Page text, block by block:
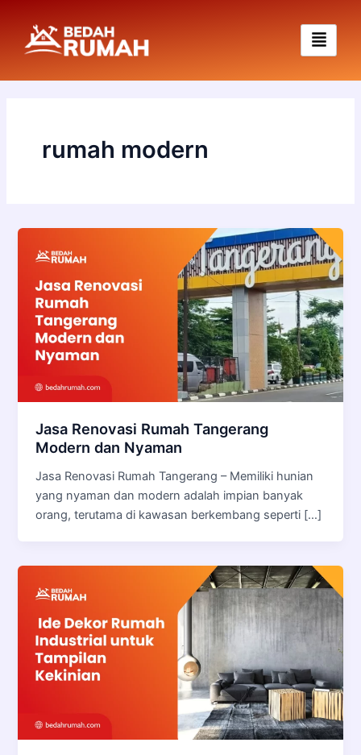
content
rumah modern
Jasa Renovasi Rumah Tangerang
Modern dan Nyaman
Jasa Renovasi Rumah Tangerang – Memiliki hunian
yang nyaman dan modern adalah impian banyak
orang, terutama di kawasan berkembang seperti […]